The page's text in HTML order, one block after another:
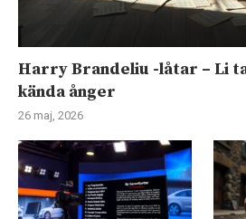
Harry Brandeliu -låtar – Li
kända ånger
26 maj, 2026